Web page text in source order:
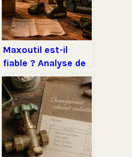
Maxoutil est-il
fiable ? Analyse de
13 000 avis, points
de vigilance et
verdict final